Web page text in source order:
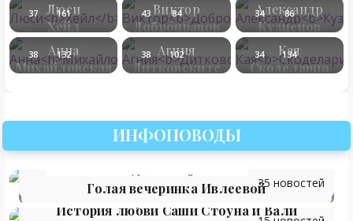
ИНФОПОВОДЫ
Голая вечеринка Ивлеевой35 новостей
История любви Саши Стоуна и Вали
Люси
Хейл
37 161
Виктор
Добронравов
43 84
Александр
Кузнецов
34 86
Анна
Михайловская
38 132
Агния
Дитковските
38 102
Кая
Скоделарио
34 134